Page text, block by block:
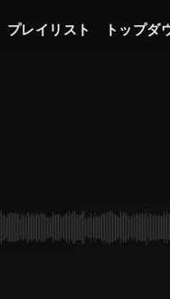
プレイリスト トップダ